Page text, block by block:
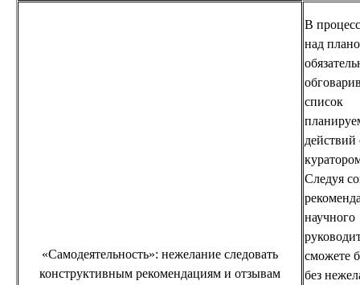
«Самодеятельность»: нежелание следовать
конструктивным рекомендациям и отзывам
В
над
список
действий
Следуя
научного
сможете
без